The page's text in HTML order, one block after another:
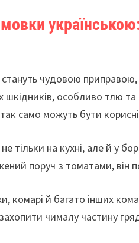
чудовою
шкідників, особливо тлю
само можуть бути
тільки на кухні, але й у
поруч з томатами, він
комарі й багато інших
чималу частину